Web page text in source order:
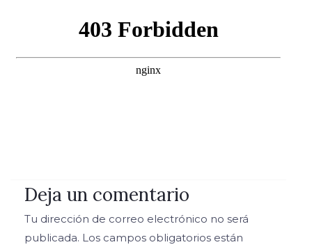
Deja un comentario
Tu dirección de correo electrónico no será
publicada. Los campos obligatorios están